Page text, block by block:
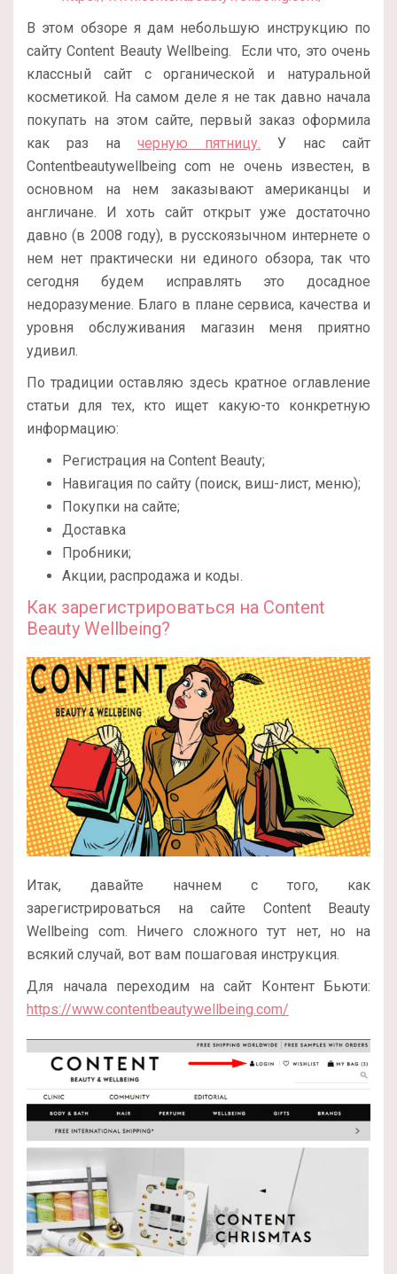
В этом обзоре я дам небольшую инструкцию по
сайту Content Beauty Wellbeing. Если что, это очень
классный сайт с органической и натуральной
косметикой. На самом деле я не так давно начала
покупать на этом сайте, первый заказ оформила
как раз на черную пятницу. У нас сайт
Contentbeautywellbeing com не очень известен, в
основном на нем заказывают американцы и
англичане. И хоть сайт открыт уже достаточно
давно (в 2008 году), в русскоязычном интернете о
нем нет практически ни единого обзора, так что
сегодня будем исправлять это досадное
недоразумение. Благо в плане сервиса, качества и
уровня обслуживания магазин меня приятно
удивил.
По традиции оставляю здесь кратное оглавление
статьи для тех, кто ищет какую-то конкретную
информацию:
Регистрация на Content Beauty;
Навигация по сайту (поиск, виш-лист, меню);
Покупки на сайте;
Доставка
Пробники;
Акции, распродажа и коды.
Как зарегистрироваться на Content
Beauty Wellbeing?
Итак, давайте начнем с того, как
зарегистрироваться на сайте Content Beauty
Wellbeing com. Ничего сложного тут нет, но на
всякий случай, вот вам пошаговая инструкция.
Для начала переходим на сайт Контент Бьюти:
https://www.contentbeautywellbeing.com/